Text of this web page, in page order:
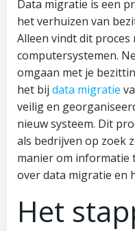
Data migratie is een
het verhuizen van
Alleen vindt dit proces
computersystemen.
omgaan met je
het bij data migratie
veilig en
nieuw systeem. Dit
als bedrijven op zoek
manier om informatie
over data migratie en
Het